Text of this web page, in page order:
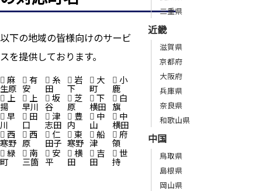
以下の地域の皆様向けのサービ
スを提供しております。
麻
生原
有
安
糸
田
岩
下
大
町
小
鹿
上
揚
上
早川
坂
谷
芝
原
下
横田
白
旗
早
川
田
口
津
志田
豊
内
中
山
中
横田
西
寒野
西
原
仁
田子
東
寒野
船
津
府
領
緑
町
南
三箇
安
平
横
田
吉
田
世
持
三重県
近畿
滋賀県
京都府
大阪府
兵庫県
奈良県
和歌山県
中国
鳥取県
島根県
岡山県